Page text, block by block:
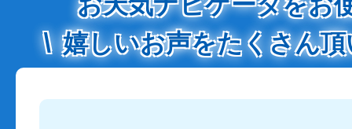
嬉しいお声をたくさん